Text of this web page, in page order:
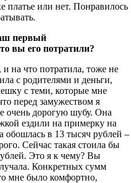
платье или нет. Понравилось
первый
вы его потратили?
на что потратила, тоже не
с родителями и деньги,
с теми, которые мне
перед замужеством я
очень дорогую шубу. Она
ездили на примерку на
в 13 тысяч рублей –
Сейчас такая стоила бы
Это я к чему? Вы
Конкретных сумм
мне было комфортно,